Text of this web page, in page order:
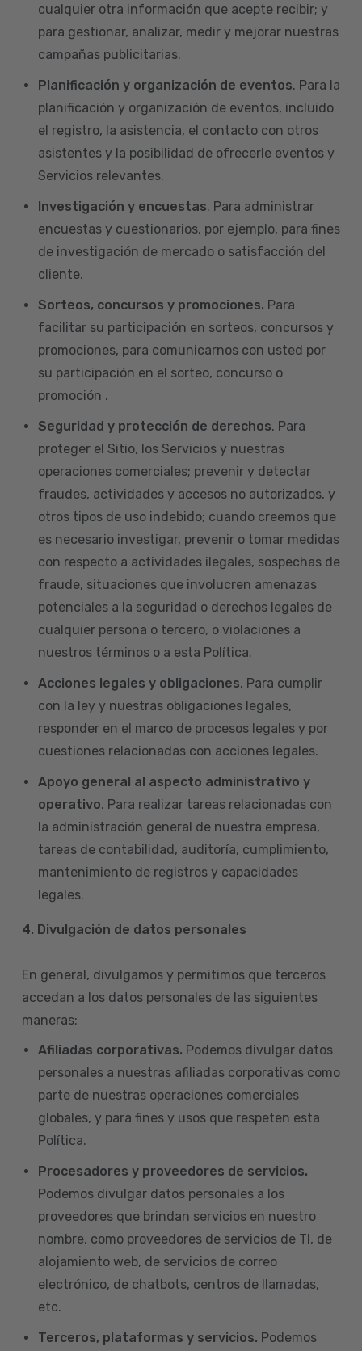
cualquier otra información que acepte recibir; y
para gestionar, analizar, medir y mejorar nuestras
campañas publicitarias.
Planificación y organización de eventos. Para la
planificación y organización de eventos, incluido
el registro, la asistencia, el contacto con otros
asistentes y la posibilidad de ofrecerle eventos y
Servicios relevantes.
Investigación y encuestas. Para administrar
encuestas y cuestionarios, por ejemplo, para fines
de investigación de mercado o satisfacción del
cliente.
Sorteos, concursos y promociones. Para
facilitar su participación en sorteos, concursos y
promociones, para comunicarnos con usted por
su participación en el sorteo, concurso o
promoción .
Seguridad y protección de derechos. Para
proteger el Sitio, los Servicios y nuestras
operaciones comerciales; prevenir y detectar
fraudes, actividades y accesos no autorizados, y
otros tipos de uso indebido; cuando creemos que
es necesario investigar, prevenir o tomar medidas
con respecto a actividades ilegales, sospechas de
fraude, situaciones que involucren amenazas
potenciales a la seguridad o derechos legales de
cualquier persona o tercero, o violaciones a
nuestros términos o a esta Política.
Acciones legales y obligaciones. Para cumplir
con la ley y nuestras obligaciones legales,
responder en el marco de procesos legales y por
cuestiones relacionadas con acciones legales.
Apoyo general al aspecto administrativo y
operativo. Para realizar tareas relacionadas con
la administración general de nuestra empresa,
tareas de contabilidad, auditoría, cumplimiento,
mantenimiento de registros y capacidades
legales.
4. Divulgación de datos personales
En general, divulgamos y permitimos que terceros
accedan a los datos personales de las siguientes
maneras:
Afiliadas corporativas. Podemos divulgar datos
personales a nuestras afiliadas corporativas como
parte de nuestras operaciones comerciales
globales, y para fines y usos que respeten esta
Política.
Procesadores y proveedores de servicios.
Podemos divulgar datos personales a los
proveedores que brindan servicios en nuestro
nombre, como proveedores de servicios de TI, de
alojamiento web, de servicios de correo
electrónico, de chatbots, centros de llamadas,
etc.
Terceros, plataformas y servicios. Podemos